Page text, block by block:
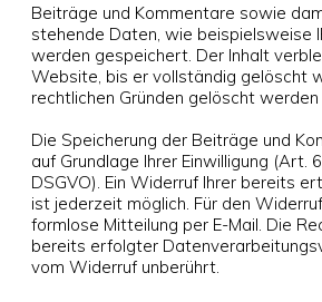
Beiträge und Kommentare sowie
stehende Daten, wie beispielsweise
werden gespeichert. Der Inhalt
Website, bis er vollständig gelöscht
rechtlichen Gründen gelöscht werden
Die Speicherung der Beiträge und
auf Grundlage Ihrer Einwilligung (Art.
DSGVO). Ein Widerruf Ihrer bereits
ist jederzeit möglich. Für den
formlose Mitteilung per E-Mail. Die
bereits erfolgter
vom Widerruf unberührt.